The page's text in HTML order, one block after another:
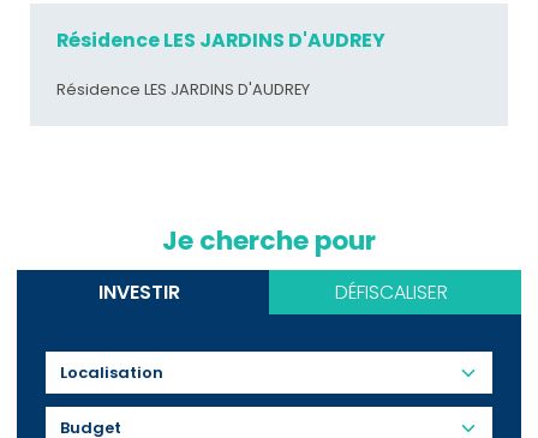
Résidence LES JARDINS D'AUDREY
Résidence LES JARDINS D'AUDREY
Je cherche pour
INVESTIR DÉFISCALISER
Budget